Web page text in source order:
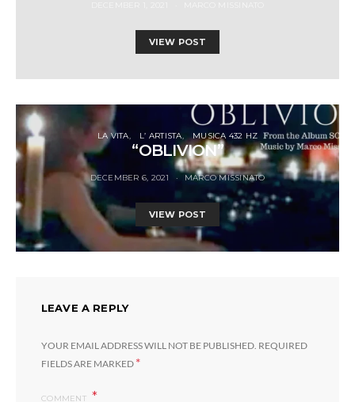
VIEW POST
LA VITA L’ ARTISTA MUSICA 432 HZ
“OBLIVION”
DECEMBER 6, 2021 MARCO MISSINATO
VIEW POST
LEAVE A REPLY
YOUR EMAIL ADDRESS WILL NOT BE PUBLISHED. REQUIRED
FIELDS ARE MARKED *
COMMENT